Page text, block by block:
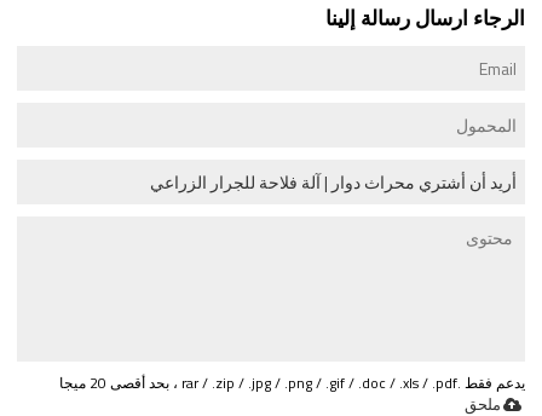
الرجاء ارسال رسالة إلينا
يدعم فقط .rar / .zip / .jpg / .png / .gif / .doc / .xls / .pdf ، بحد أقصى 20 ميجا
ملحق